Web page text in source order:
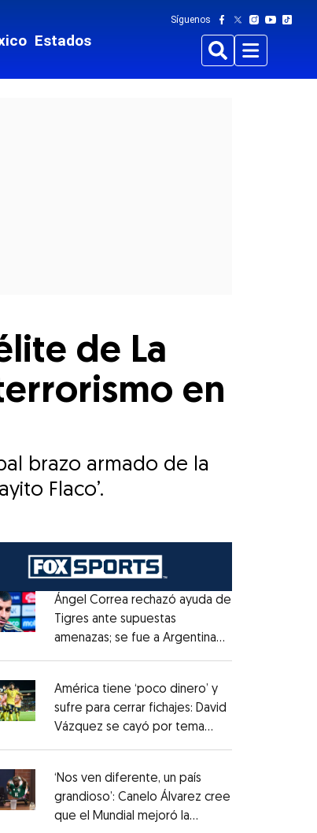
Estados
Síguenos
BuscarMenu
de La
en
brazo armado de la
Flaco’.
in new window
Ángel Correa rechazó ayuda de
Tigres ante supuestas
amenazas; se fue a Argentina
in new window
América tiene ‘poco dinero’ y
sufre para cerrar fichajes: David
Vázquez se cayó por tema
in new window
‘Nos ven diferente, un país
grandioso’: Canelo Álvarez cree
que el Mundial mejoró la